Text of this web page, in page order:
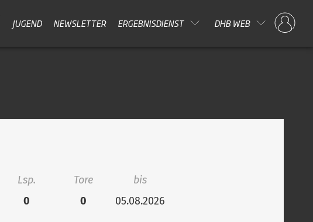
JUGEND NEWSLETTER ERGEBNISDIENST DHB WEB
Lsp. Tore
bis
0 0 05.08.2026